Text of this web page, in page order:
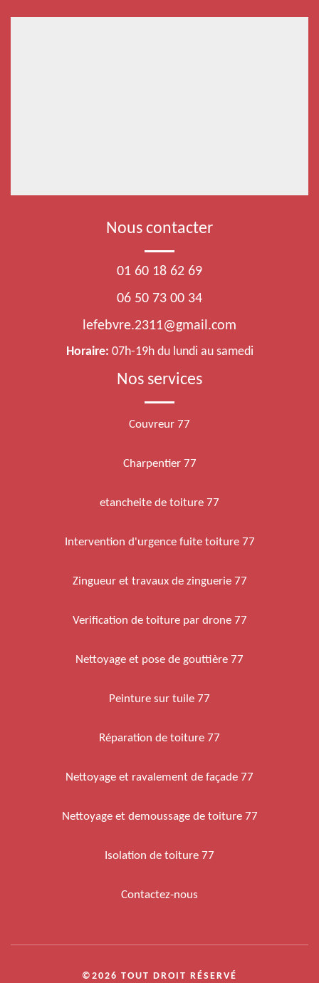
Nous contacter
01 60 18 62 69
06 50 73 00 34
lefebvre.2311@gmail.com
Horaire: 07h-19h du lundi au samedi
Nos services
Couvreur 77
Charpentier 77
etancheite de toiture 77
Intervention d'urgence fuite toiture 77
Zingueur et travaux de zinguerie 77
Verification de toiture par drone 77
Nettoyage et pose de gouttière 77
Peinture sur tuile 77
Réparation de toiture 77
Nettoyage et ravalement de façade 77
Nettoyage et demoussage de toiture 77
Isolation de toiture 77
Contactez-nous
©2026 TOUT DROIT RÉSERVÉ